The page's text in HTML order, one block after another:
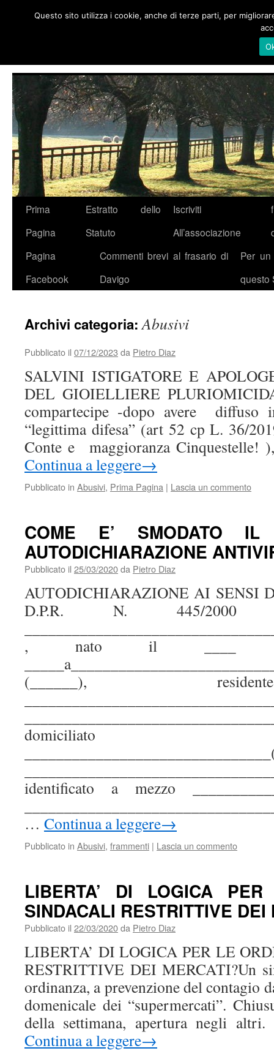
Prima
Pagina
Estratto dello
Statuto
Iscriviti
All’associazione
Pagina
Facebook
Commenti brevi al frasario di
Davigo
Per un
questo
Archivi categoria:Abusivi
Pubblicato il 07/12/2023 da Pietro Diaz
SALVINI ISTIGATORE E
DEL GIOIELLIERE
compartecipe -dopo avere diffuso
“legittima difesa” (art 52 cp L. 36/
Conte e maggioranza
Continua a leggere→
Pubblicato in Abusivi, Prima Pagina | Lascia un commento
COME E’ SMODATO IL
AUTODICHIARAZIONE
Pubblicato il 25/03/2020da Pietro Diaz
AUTODICHIARAZIONE AI SENSI
D.P.R. N. 445/2000
, nato il ____
(______),
identificato a mezzo
… Continua a leggere→
Pubblicato in Abusivi, frammenti | Lascia un commento
LIBERTA’ DI LOGICA
SINDACALI RESTRITTIVE DEI
Pubblicato il 22/03/2020da Pietro Diaz
LIBERTA’ DI LOGICA PER LE
RESTRITTIVE DEI MERCATI?Un
ordinanza, a prevenzione del contagio
domenicale dei “supermercati”.
della settimana, apertura negli
Continua a leggere→
Questo sito utilizza i cookie, anche di terze parti, per